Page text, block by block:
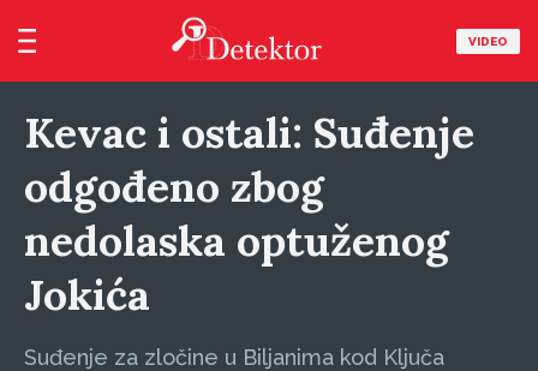
VIDEO
Kevac i ostali: Suđenje
odgođeno zbog
nedolaska optuženog
Jokića
Suđenje za zločine u Biljanima kod Ključa